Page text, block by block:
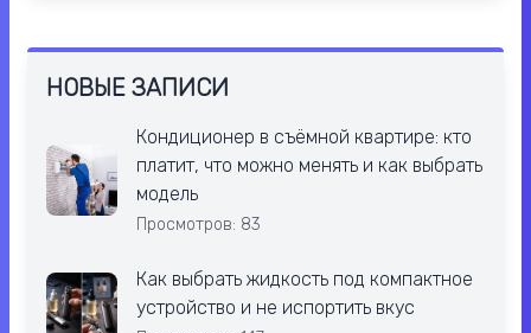
НОВЫЕ ЗАПИСИ
Кондиционер в съёмной квартире: кто
платит, что можно менять и как выбрать
модель
Просмотров: 83
Как выбрать жидкость под компактное
устройство и не испортить вкус